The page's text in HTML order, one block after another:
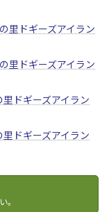
里ドギーズアイラン
里ドギーズアイラン
ドギーズアイラン
ドギーズアイラン
。